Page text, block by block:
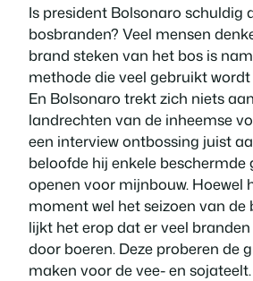
Is president Bolsonaro schuldig
bosbranden? Veel mensen
brand steken van het bos is
methode die veel gebruikt
En Bolsonaro trekt zich niets
landrechten van de inheemse
een interview ontbossing juist
beloofde hij enkele beschermde
openen voor mijnbouw. Hoewel
moment wel het seizoen van de
lijkt het erop dat er veel
door boeren. Deze proberen de
maken voor de vee- en sojateelt.